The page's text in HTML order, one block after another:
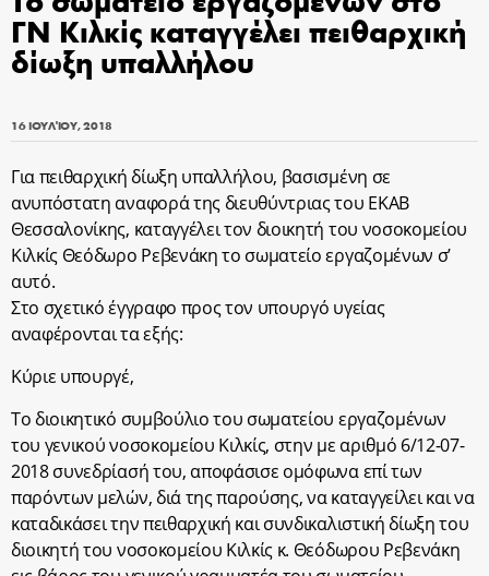
ΓΝ Κιλκίς καταγγέλει πειθαρχική
δίωξη υπαλλήλου
16 ΙΟΥΛΊΟΥ, 2018
Για πειθαρχική δίωξη υπαλλήλου, βασισμένη σε
ανυπόστατη αναφορά της διευθύντριας του ΕΚΑΒ
Θεσσαλονίκης, καταγγέλει τον διοικητή του νοσοκομείου
Κιλκίς Θεόδωρο Ρεβενάκη το σωματείο εργαζομένων σ’
αυτό.
Στο σχετικό έγγραφο προς τον υπουργό υγείας
αναφέρονται τα εξής:
Κύριε υπουργέ,
Το διοικητικό συμβούλιο του σωματείου εργαζομένων
του γενικού νοσοκομείου Κιλκίς, στην με αριθμό 6/12-07-
2018 συνεδρίασή του, αποφάσισε ομόφωνα επί των
παρόντων μελών, διά της παρούσης, να καταγγείλει και να
καταδικάσει την πειθαρχική και συνδικαλιστική δίωξη του
διοικητή του νοσοκομείου Κιλκίς κ. Θεόδωρου Ρεβενάκη